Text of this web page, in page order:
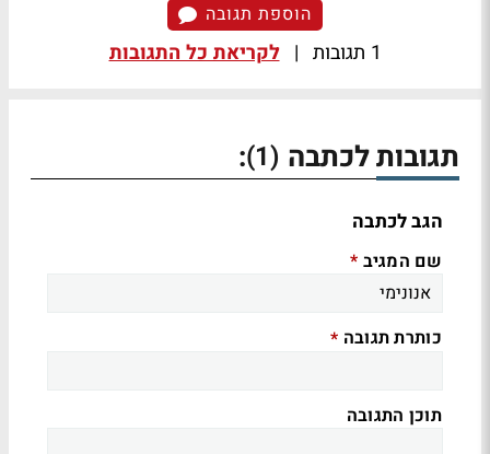
הוספת תגובה
1 תגובות | לקריאת כל התגובות
תגובות לכתבה (1)
:
הגב לכתבה
שם המגיב *
כותרת תגובה *
תוכן התגובה